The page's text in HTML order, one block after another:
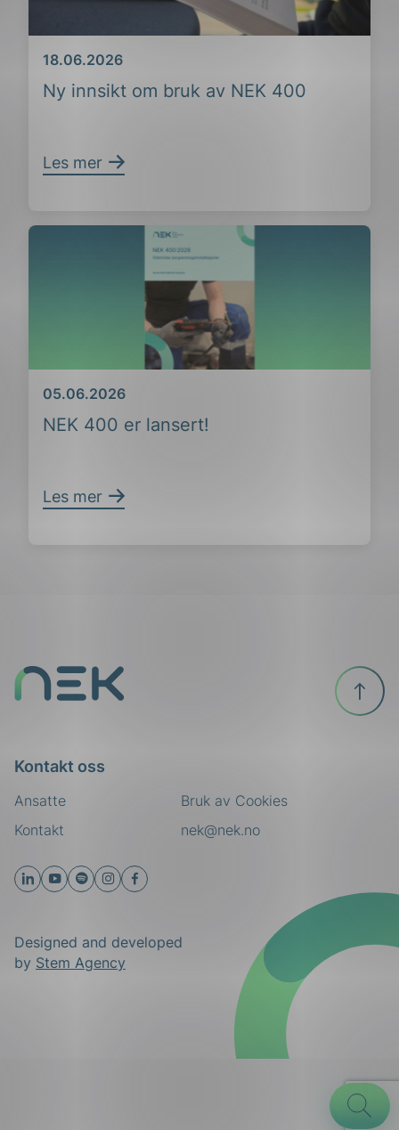
Ny innsikt om bruk av NEK 400
Dato
18.06.2026
Les mer
NEK 400 er lansert!
Dato
05.06.2026
Les mer
Kontakt oss
Ansatte
nek@nek.no
Kontakt
Bruk av Cookies
Designed and developed
by Stem Agency
Til
toppen